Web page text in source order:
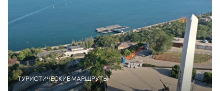
ТУРИСТИЧЕСКИЕ МАРШРУТЫ